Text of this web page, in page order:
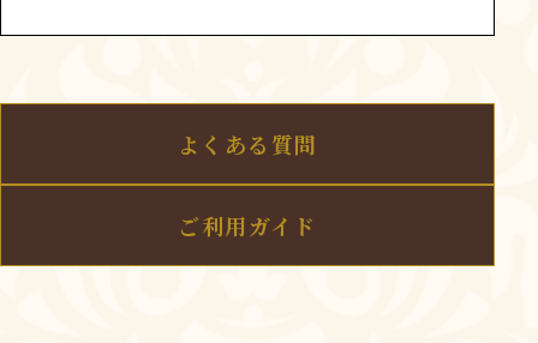
よくある質問
ご利用ガイド